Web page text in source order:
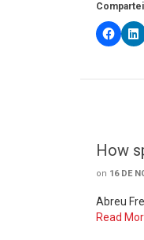
How
on 16 DE
Abreu
Read